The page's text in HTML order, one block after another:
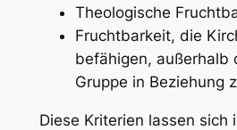
Theologische
Fruchtbarkeit, die
befähigen, außerhalb
Gruppe in Beziehung
Diese Kriterien lassen sich